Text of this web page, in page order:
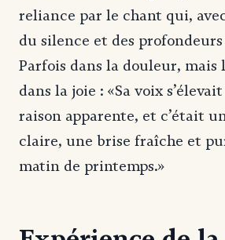
reliance par le chant qui,
du silence et des
Parfois dans la douleur, mais
dans la joie : «Sa voix
raison apparente, et c’était
claire, une brise fraîche et
matin de printemps.»